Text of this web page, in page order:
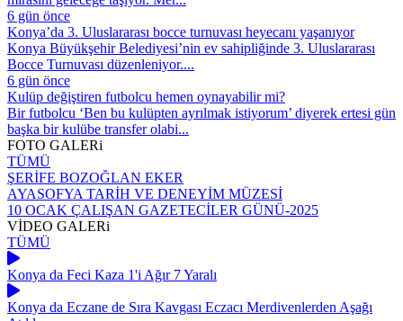
6 gün önce
Konya’da 3. Uluslararası bocce turnuvası heyecanı yaşanıyor
Konya Büyükşehir Belediyesi’nin ev sahipliğinde 3. Uluslararası
Bocce Turnuvası düzenleniyor....
6 gün önce
Kulüp değiştiren futbolcu hemen oynayabilir mi?
Bir futbolcu ‘Ben bu kulüpten ayrılmak istiyorum’ diyerek ertesi gün
başka bir kulübe transfer olabi...
FOTO GALERi
TÜMÜ
ŞERİFE BOZOĞLAN EKER
AYASOFYA TARİH VE DENEYİM MÜZESİ
10 OCAK ÇALIŞAN GAZETECİLER GÜNÜ-2025
VİDEO GALERi
TÜMÜ
Konya da Feci Kaza 1'i Ağır 7 Yaralı
Konya da Eczane de Sıra Kavgası Eczacı Merdivenlerden Aşağı